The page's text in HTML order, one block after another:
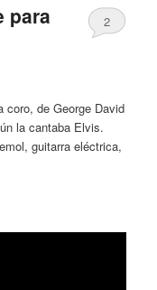
para
2
coro, de George David
la cantaba Elvis.
guitarra eléctrica,